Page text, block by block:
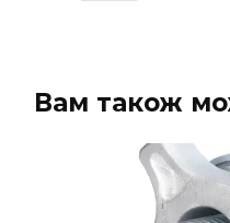
Вам також